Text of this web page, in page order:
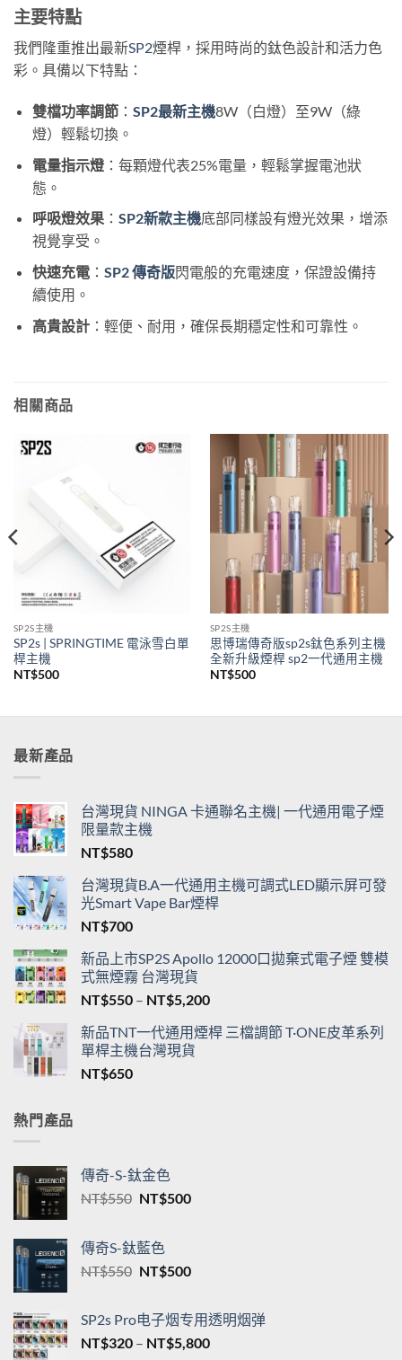
主要特點
我們隆重推出最新SP2煙桿，採用時尚的鈦色設計和活力色
彩。具備以下特點：
雙檔功率調節： SP2最新主機8W（白燈）至9W（綠
燈）輕鬆切換。
電量指示燈：每顆燈代表25%電量，輕鬆掌握電池狀
態。
呼吸燈效果： SP2新款主機底部同樣設有燈光效果，增添
視覺享受。
快速充電： SP2 傳奇版閃電般的充電速度，保證設備持
續使用。
高貴設計：輕便、耐用，確保長期穩定性和可靠性。
相關商品
SP2S主機
SP2s | SPRINGTIME 電泳雪白單
桿主機
NT$500
SP2S主機
思博瑞傳奇版sp2s鈦色系列主機
全新升級煙桿 sp2一代通用主機
NT$500
最新產品
台灣現貨 NINGA 卡通聯名主機| 一代通用電子煙
限量款主機
NT$580
台灣現貨B.A一代通用主機可調式LED顯示屏可發
光Smart Vape Bar煙桿
NT$700
新品上市SP2S Apollo 12000口拋棄式電子煙 雙模
式無煙霧 台灣現貨
NT$550 – NT$5,200價
範
新品TNT一代通用煙桿 三檔調節 T·ONE皮革系列
單桿主機台灣現貨
NT$650
熱門產品
傳奇-S-鈦金色
NT$550 原
格：
NT$550。
NT$500目
NT$500。
傳奇S-鈦藍色
NT$550 原
格：
NT$550。
NT$500目
格：
NT$500。
SP2s Pro电子烟专用透明烟弹
NT$320 – NT$5,800價